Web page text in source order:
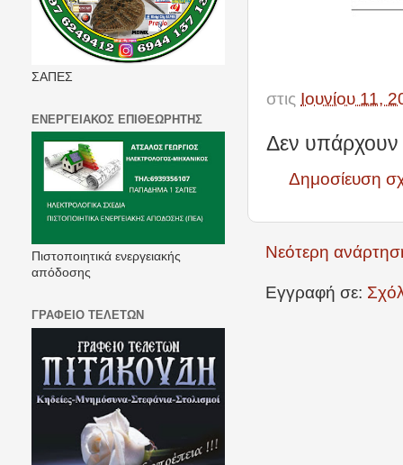
στις Ιουνίου 11,
Δεν υπάρχουν
Δημοσίευση
Νεότερη
Εγγραφή σε:
ΣΑΠΕΣ
ΕΝΕΡΓΕΙΑΚΟΣ ΕΠΙΘΕΩΡΗΤΗΣ
Πιστοποιητικά ενεργειακής
απόδοσης
ΓΡΑΦΕΙΟ ΤΕΛΕΤΩΝ